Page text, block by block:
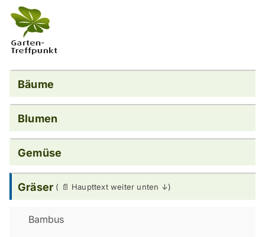
Bäume
Blumen
Gemüse
Gräser
Bambus